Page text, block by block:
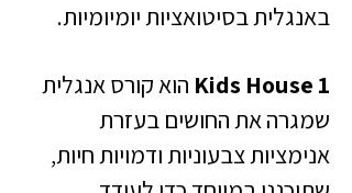
באנגלית בסיטואציות יומיומיות.
Kids House 1 הוא קורס אנגלית
שמגרה את החושים בעזרת
אנימציות צבעוניות ודמויות חיות,